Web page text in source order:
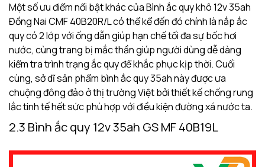
Một số ưu điểm nổi bật khác của Bình ắc quy khô 12v 35ah
Đồng Nai CMF 40B20R/L có thể kể đến đó chính là nắp ắc
quy có 2 lớp với ống dẫn giúp hạn chế tối đa sự bốc hơi
nước, cùng trang bị mắc thần giúp người dùng dễ dàng
kiểm tra trình trạng ắc quy để khắc phục kịp thời. Cuối
cùng, sở dĩ sản phẩm bình ắc quy 35ah này được ưa
chuộng đông đảo ở thị trường Việt bởi thiết kế chống rung
lắc tinh tế hết sức phù hợp với điều kiện đường xá nước ta.
2.3 Bình ắc quy 12v 35ah GS MF 40B19L